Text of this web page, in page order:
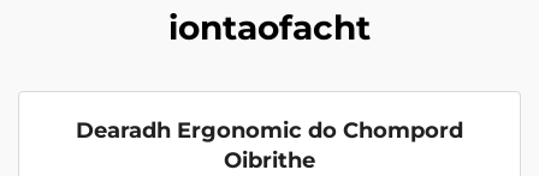
iontaofacht
Dearadh Ergonomic do Chompord
Oibrithe